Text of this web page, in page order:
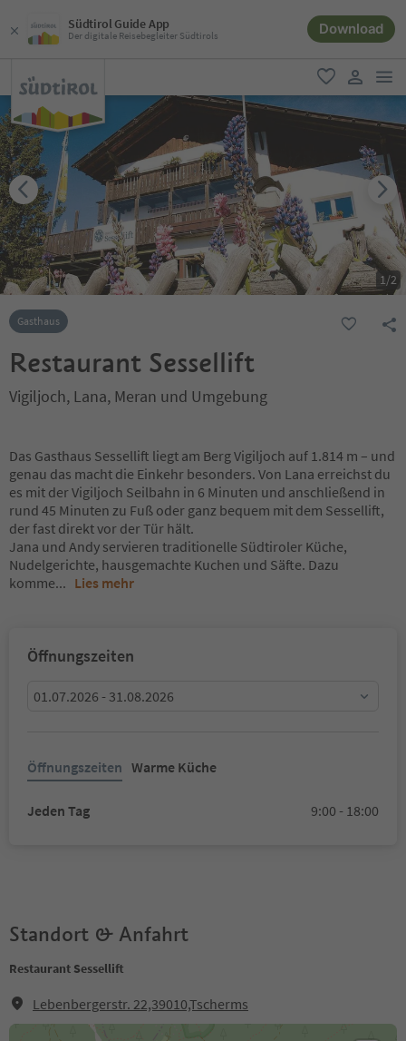
Südtirol Guide App
Der digitale Reisebegleiter Südtirols Download
favorit
user link
1/2
Gasthaus
Restaurant Sessellift
Vigiljoch, Lana, Meran und Umgebung
Das Gasthaus Sessellift liegt am Berg Vigiljoch auf 1.814 m – und
genau das macht die Einkehr besonders. Von Lana erreichst du
es mit der Vigiljoch Seilbahn in 6 Minuten und anschließend in
rund 45 Minuten zu Fuß oder ganz bequem mit dem Sessellift,
der fast direkt vor der Tür hält.
Jana und Andy servieren traditionelle Südtiroler Küche,
Nudelgerichte, hausgemachte Kuchen und Säfte. Dazu
komme... Lies mehr
Öffnungszeiten
01.07.2026 - 31.08.2026
Öffnungszeiten Warme Küche
Jeden Tag 9:00 - 18:00
Standort & Anfahrt
Restaurant Sessellift
Lebenbergerstr. 22,39010,Tscherms